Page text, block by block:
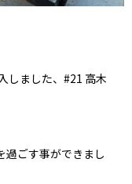
しました、#21 高木
過ごす事ができまし